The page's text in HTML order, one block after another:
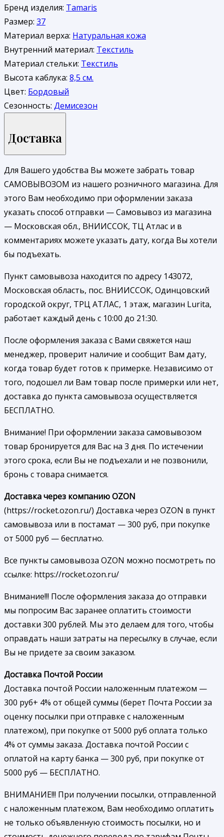
Бренд изделия: Tamaris
Размер: 37
Материал верха: Натуральная кожа
Внутренний материал: Текстиль
Материал стельки: Текстиль
Высота каблука: 8,5 см.
Цвет: Бордовый
Сезонность: Демисезон
Доставка
Для Вашего удобства Вы можете забрать товар
САМОВЫВОЗОМ из нашего розничного магазина. Для
этого Вам необходимо при оформлении заказа
указать способ отправки — Самовывоз из магазина
— Московская обл., ВНИИССОК, ТЦ Атлас и в
комментариях можете указать дату, когда Вы хотели
бы подъехать.
Пункт самовывоза находится по адресу 143072,
Московская область, пос. ВНИИССОК, Одинцовский
городской округ, ТРЦ АТЛАС, 1 этаж, магазин Lurita,
работает каждый день с 10:00 до 21:30.
После оформления заказа с Вами свяжется наш
менеджер, проверит наличие и сообщит Вам дату,
когда товар будет готов к примерке. Независимо от
того, подошел ли Вам товар после примерки или нет,
доставка до пункта самовывоза осуществляется
БЕСПЛАТНО.
Внимание! При оформлении заказа самовывозом
товар бронируется для Вас на 3 дня. По истечении
этого срока, если Вы не подъехали и не позвонили,
бронь с товара снимается.
Доставка через компанию OZON
(https://rocket.ozon.ru/) Доставка через OZON в пункт
самовывоза или в постамат — 300 руб, при покупке
от 5000 руб — бесплатно.
Все пункты самовывоза OZON можно посмотреть по
ссылке: https://rocket.ozon.ru/
Внимание!!! После оформления заказа до отправки
мы попросим Вас заранее оплатить стоимости
доставки 300 рублей. Мы это делаем для того, чтобы
оправдать наши затраты на пересылку в случае, если
Вы не придете за своим заказом.
Доставка Почтой России
Доставка почтой России наложенным платежом —
300 руб+ 4% от общей суммы (берет Почта России за
оценку посылки при отправке с наложенным
платежом), при покупке от 5000 руб оплата только
4% от суммы заказа. Доставка почтой России с
оплатой на карту банка — 300 руб, при покупке от
5000 руб — БЕСПЛАТНО.
ВНИМАНИЕ!!! При получении посылки, отправленной
с наложенным платежом, Вам необходимо оплатить
не только объявленную стоимость посылки, но и